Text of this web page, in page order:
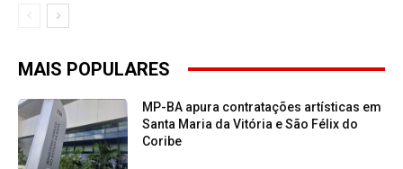
MAIS POPULARES
MP-BA apura contratações artísticas em
Santa Maria da Vitória e São Félix do
Coribe